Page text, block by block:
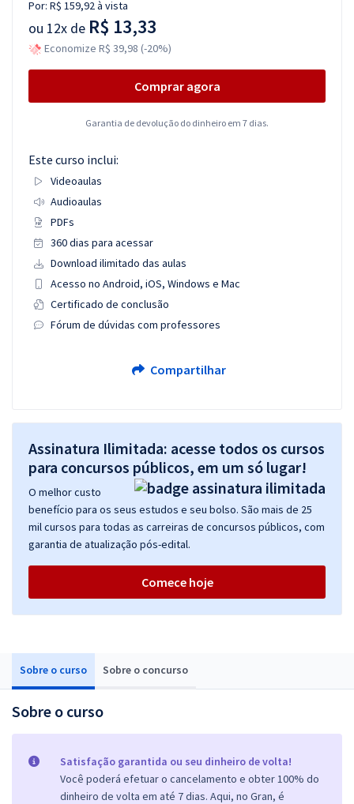
Sobre o curso Sobre o concurso
Sobre o curso
Satisfação garantida ou seu dinheiro de volta!
Você poderá efetuar o cancelamento e obter 100% do
dinheiro de volta em até 7 dias. Aqui, no Gran, é
Por: R$ 159,92à vista
ou 12x de R$ 13,33
Economize R$ 39,98 (-20%)
Comprar agora
Garantia de devolução do dinheiro em 7 dias.
Este curso inclui:
Videoaulas
Audioaulas
PDFs
360 dias para acessar
Download ilimitado das aulas
Acesso no Android, iOS, Windows e Mac
Certificado de conclusão
Fórum de dúvidas com professores
Compartilhar
Assinatura Ilimitada: acesse todos os cursos
para concursos públicos, em um só lugar!
O melhor custo
benefício para os seus estudos e seu bolso. São mais de 25
mil cursos para todas as carreiras de concursos públicos, com
garantia de atualização pós-edital.
Comece hoje